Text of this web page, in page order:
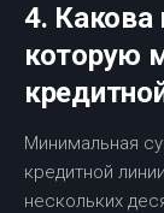
4.
которую
Минимальная
кредитной
нескольких